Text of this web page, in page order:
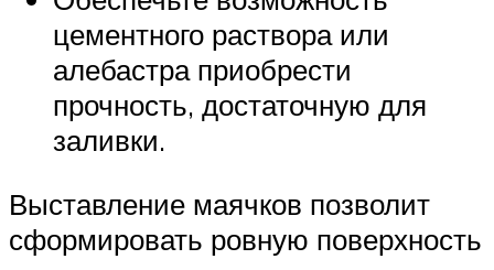
цементного раствора или
алебастра приобрести
прочность, достаточную для
заливки.
Выставление маячков позволит
сформировать ровную поверхность